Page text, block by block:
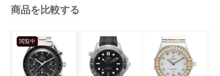
商品を比較する
閲覧中